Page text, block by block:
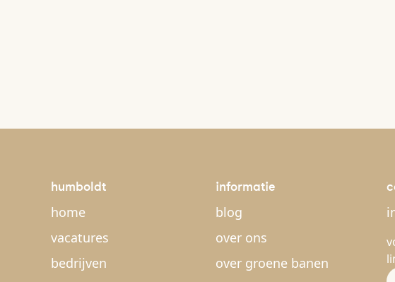
humboldt
home
vacatures
bedrijven
informatie
blog
over ons
over groene banen